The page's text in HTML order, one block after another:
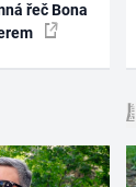
řeč Bona